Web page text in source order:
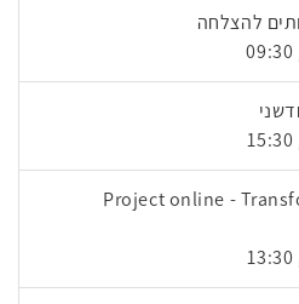
להצלחה
Project online -